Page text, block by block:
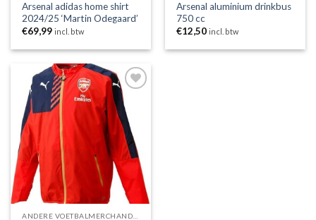
Arsenal adidas home shirt
2024/25 ‘Martin Odegaard’
€69,99 incl. btw
Arsenal aluminium drinkbus
750 cc
€12,50 incl. btw
Toevoegen
aan
wenslijst